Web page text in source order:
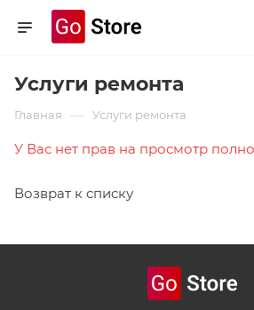
Услуги ремонта
Главная — Услуги ремонта
У Вас нет прав на просмотр
Возврат к списку